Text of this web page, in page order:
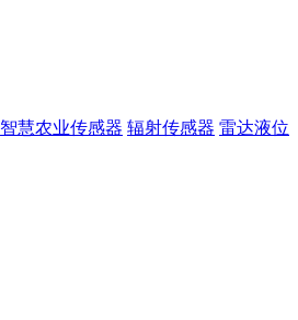
智慧农业传感器 辐射传感器 雷达液位